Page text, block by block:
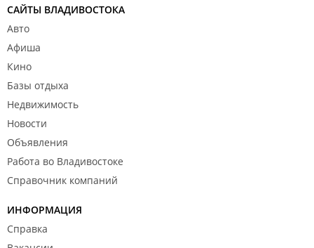
САЙТЫ ВЛАДИВОСТОКА
Авто
Афиша
Кино
Базы отдыха
Недвижимость
Новости
Объявления
Работа во Владивостоке
Справочник компаний
ИНФОРМАЦИЯ
Справка